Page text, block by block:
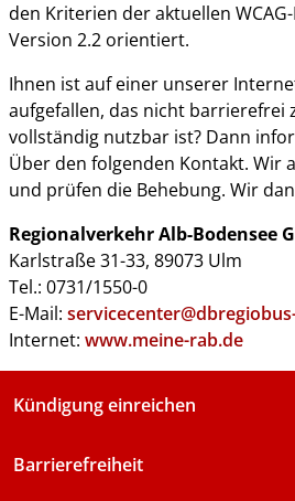
den Kriterien der aktuellen
Version 2.2 orientiert.
Ihnen ist auf einer unserer
aufgefallen, das nicht barrierefrei
vollständig nutzbar ist? Dann
Über den folgenden Kontakt. Wir
und prüfen die Behebung. Wir
Regionalverkehr Alb-Bodensee
Karlstraße 31-33, 89073 Ulm
Tel.: 0731/1550-0
E-Mail:
Internet: www.meine-rab.de
Kündigung einreichen
Barrierefreiheit